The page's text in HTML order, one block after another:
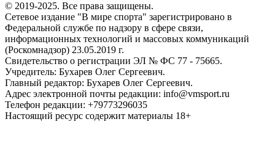
© 2019-2025. Все права защищены.
Сетевое издание "В мире спорта" зарегистрировано в
Федеральной службе по надзору в сфере связи,
информационных технологий и массовых коммуникаций
(Роскомнадзор) 23.05.2019 г.
Свидетельство о регистрации ЭЛ № ФС 77 - 75665.
Учредитель: Бухарев Олег Сергеевич.
Главный редактор: Бухарев Олег Сергеевич.
Адрес электронной почты редакции: info@vmsport.ru
Телефон редакции: +79773296035
Настоящий ресурс содержит материалы 18+